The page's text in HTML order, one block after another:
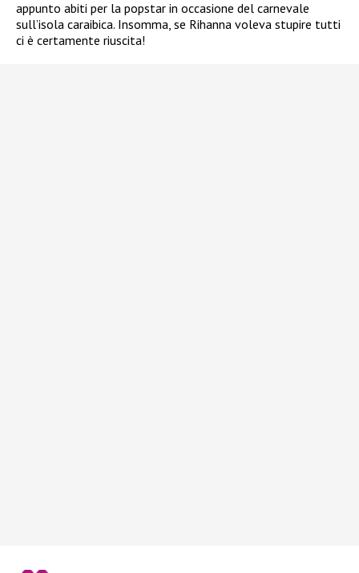
appunto abiti per la popstar in occasione del carnevale
sull’isola caraibica. Insomma, se Rihanna voleva stupire tutti
ci è certamente riuscita!